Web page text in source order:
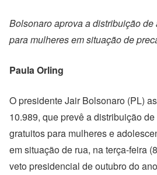
Bolsonaro aprova a distribuição
para mulheres em situação de
Paula Orling
O presidente Jair Bolsonaro (PL)
10.989, que prevê a distribuição
gratuitos para mulheres e
em situação de rua, na terça-feira
veto presidencial de outubro do